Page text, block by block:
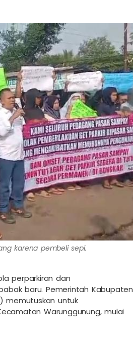
karena pembeli sepi.
perparkiran dan
baru. Pemerintah Kabupaten
memutuskan untuk
Warunggunung, mulai